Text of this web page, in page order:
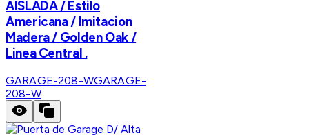
AISLADA / Estilo
Americana / Imitacion
Madera / Golden Oak /
Linea Central .
GARAGE-208-WGARAGE-
208-W